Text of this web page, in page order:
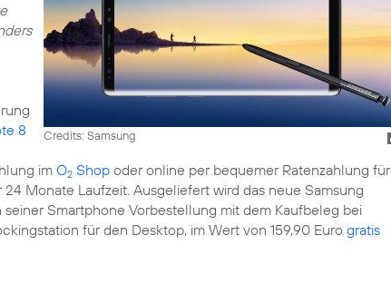
Credits: Samsung
8
im O2 Shop oder online per bequemer Ratenzahlung für
Monate Laufzeit. Ausgeliefert wird das neue Samsung
seiner Smartphone Vorbestellung mit dem Kaufbeleg bei
für den Desktop, im Wert von 159,90 Euro gratis